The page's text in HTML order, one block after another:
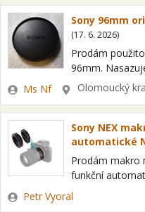
Sony 96mm
(17. 6. 2026)
Prodám
96mm.
velmi
předem na
Zadavatel
Ms Nf Lokalita
Olomoucký
Sony NEX
automatické
Prodám makro
funkční
Vhodné pro
mount ,FE-
Zadavatel
Petr Vyoral